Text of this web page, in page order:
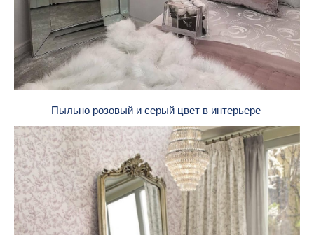
Пыльно розовый и серый цвет в интерьере